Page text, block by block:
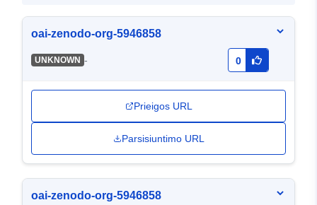
oai-zenodo-org-5946858
UNKNOWN - 0
Prieigos URL
Parsisiuntimo URL
oai-zenodo-org-5946858